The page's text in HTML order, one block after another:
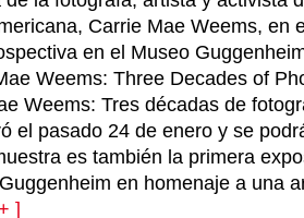
Carrie Mae Weems, en
en el Museo
Weems: Three Decades of
Weems: Tres décadas de
el pasado 24 de enero y se
es también la primera
en homenaje a una
]